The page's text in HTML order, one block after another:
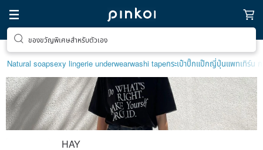
ของขวัญพิเศษสำหรับตัวเอง
Natural soapsexy lingerie underwearwashi tapeกระเป๋าปิ๊กแป๊กญี่ปุ่นแพทเทิร์น ก
HAY